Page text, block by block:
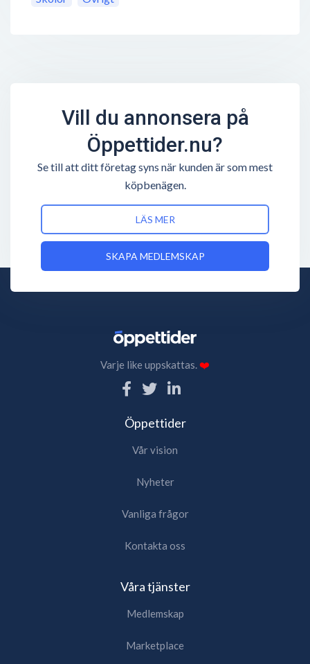
Vill du annonsera på
Öppettider.nu?
Se till att ditt företag syns när kunden är som mest
köpbenägen.
LÄS MER
SKAPA MEDLEMSKAP
Varje like uppskattas.❤️
Öppettider
Vår vision
Nyheter
Vanliga frågor
Kontakta oss
Våra tjänster
Medlemskap
Marketplace